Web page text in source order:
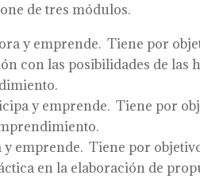
de tres módulos.
y emprende. Tiene por
con las posibilidades de
y emprende. Tiene por
y emprende. Tiene por
en la elaboración de